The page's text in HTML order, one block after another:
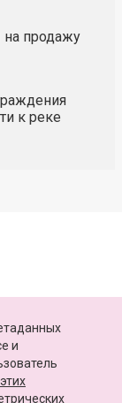
на продажу
к реке
и